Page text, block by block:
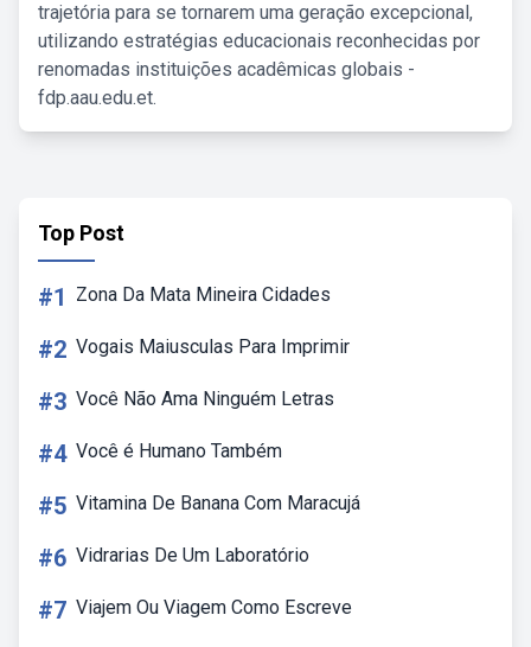
trajetória para se tornarem uma geração excepcional,
utilizando estratégias educacionais reconhecidas por
renomadas instituições acadêmicas globais -
fdp.aau.edu.et.
Top Post
#1 Zona Da Mata Mineira Cidades
#2 Vogais Maiusculas Para Imprimir
#3 Você Não Ama Ninguém Letras
#4 Você é Humano Também
#5 Vitamina De Banana Com Maracujá
#6 Vidrarias De Um Laboratório
#7 Viajem Ou Viagem Como Escreve